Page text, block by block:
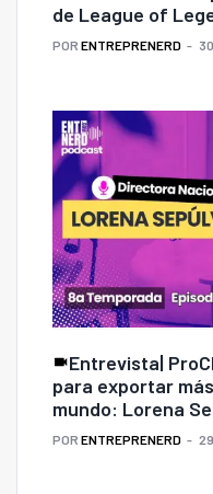
de League of
POR ENTREPRENERD
Entrevista|
para exportar
mundo: Lorena
POR ENTREPRENERD